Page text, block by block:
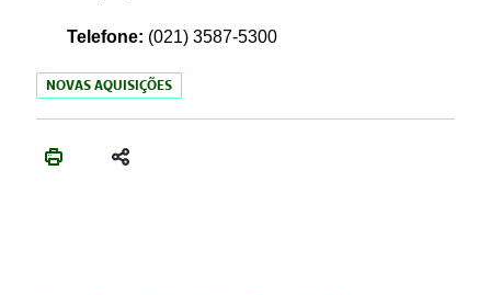
Telefone: (021) 3587-5300
NOVAS AQUISIÇÕES